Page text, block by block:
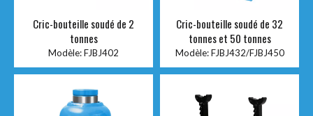
Cric-bouteille soudé de 2
tonnes
Modèle:FJBJ402
Cric-bouteille soudé de 32
tonnes et 50 tonnes
Modèle: FJBJ432/FJBJ450